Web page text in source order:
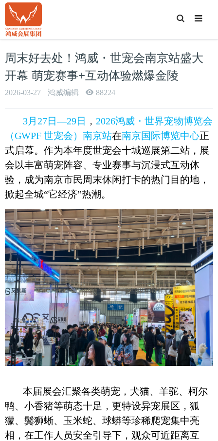
T
o
g
e
S
e
a
r
周末好去处！鸿威・世宠会南京站盛大
开幕 萌宠赛事+互动体验燃爆金陵
2026-03-27 鸿威编辑 88224
3月27日—29日 ， 2026鸿威・世界宠物博览会
（GWPF 世宠会）南京站在南京国际博览中心正
式启幕。作为本年度世宠会十城巡展第二站，展
会以丰富萌宠阵容、专业赛事与沉浸式互动体
验，成为南京市民周末休闲打卡的热门目的地，
掀起全城“它经济”热潮。
本届展会汇聚各类萌宠，犬猫、羊驼、柯尔
鸭、小香猪等萌态十足，更特设异宠展区，狐
獴、鬓狮蜥、玉米蛇、球蟒等珍稀爬宠集中亮
相，在工作人员安全引导下，观众可近距离互